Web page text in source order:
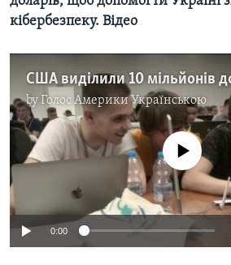
кібербезпеку. Відео
byГолос Америки Українською
No media source
0:00